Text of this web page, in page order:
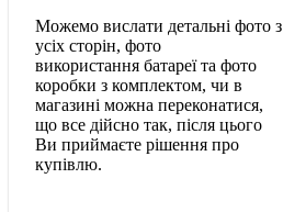
Можемо вислати детальні фото з
усіх сторін, фото
використання батареї та фото
коробки з комплектом, чи в
магазині можна переконатися,
що все дійсно так, після цього
Ви приймаєте рішення про
купівлю.